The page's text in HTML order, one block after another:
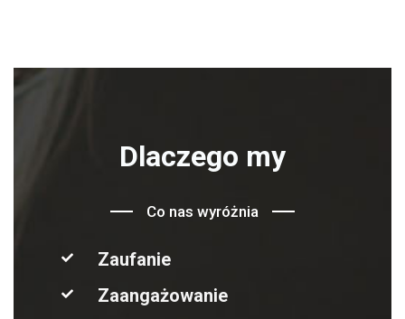
Dlaczego my
Co nas wyróżnia
Zaufanie
Zaangażowanie